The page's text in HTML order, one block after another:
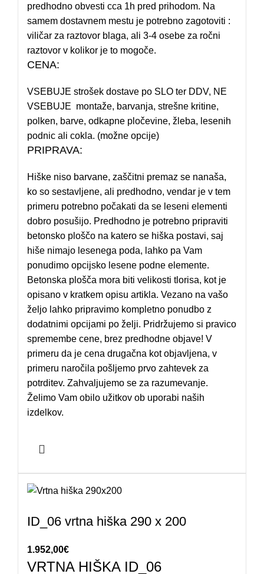
predhodno obvesti cca 1h pred prihodom. Na
samem dostavnem mestu je potrebno zagotoviti :
viličar za raztovor blaga, ali 3-4 osebe za ročni
raztovor v kolikor je to mogoče.
CENA:
VSEBUJE strošek dostave po SLO ter DDV, NE
VSEBUJE montaže, barvanja, strešne kritine,
polken, barve, odkapne pločevine, žleba, lesenih
podnic ali cokla. (možne opcije)
PRIPRAVA:
Hiške niso barvane, zaščitni premaz se nanaša,
ko so sestavljene, ali predhodno, vendar je v tem
primeru potrebno počakati da se leseni elementi
dobro posušijo. Predhodno je potrebno pripraviti
betonsko ploščo na katero se hiška postavi, saj
hiše nimajo lesenega poda, lahko pa Vam
ponudimo opcijsko lesene podne elemente.
Betonska plošča mora biti velikosti tlorisa, kot je
opisano v kratkem opisu artikla. Vezano na vašo
željo lahko pripravimo kompletno ponudbo z
dodatnimi opcijami po želji. Pridržujemo si pravico
spremembe cene, brez predhodne objave! V
primeru da je cena drugačna kot objavljena, v
primeru naročila pošljemo prvo zahtevek za
potrditev. Zahvaljujemo se za razumevanje.
Želimo Vam obilo užitkov ob uporabi naših
izdelkov.
ID_06 vrtna hiška 290 x 200
1.952,00€
VRTNA HIŠKA ID_06